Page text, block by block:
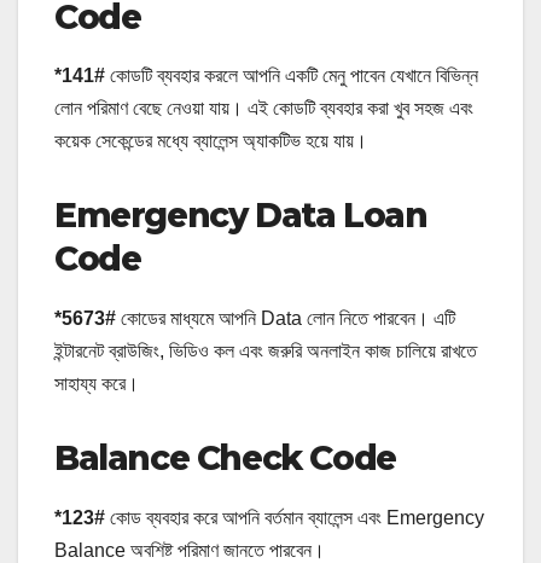
Code
*141# কোডটি ব্যবহার করলে আপনি একটি মেনু পাবেন যেখানে বিভিন্ন
লোন পরিমাণ বেছে নেওয়া যায়। এই কোডটি ব্যবহার করা খুব সহজ এবং
কয়েক সেকেন্ডের মধ্যে ব্যালেন্স অ্যাকটিভ হয়ে যায়।
Emergency Data Loan
Code
*5673# কোডের মাধ্যমে আপনি Data লোন নিতে পারবেন। এটি
ইন্টারনেট ব্রাউজিং, ভিডিও কল এবং জরুরি অনলাইন কাজ চালিয়ে রাখতে
সাহায্য করে।
Balance Check Code
*123# কোড ব্যবহার করে আপনি বর্তমান ব্যালেন্স এবং Emergency
Balance অবশিষ্ট পরিমাণ জানতে পারবেন।